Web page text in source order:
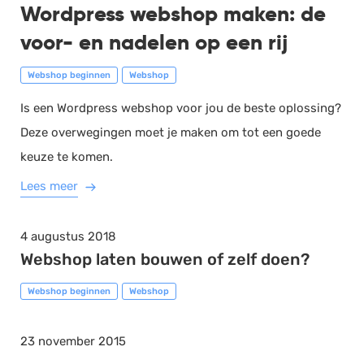
Wordpress webshop maken: de
voor- en nadelen op een rij
Webshop beginnen Webshop
Is een Wordpress webshop voor jou de beste oplossing?
Deze overwegingen moet je maken om tot een goede
keuze te komen.
Lees meer
4 augustus 2018
Webshop laten bouwen of zelf doen?
Webshop beginnen Webshop
23 november 2015